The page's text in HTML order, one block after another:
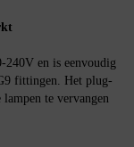
240V en is eenvoudig
fittingen. Het plug-
te vervangen